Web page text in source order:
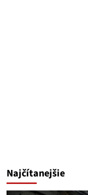
Najčítanejšie